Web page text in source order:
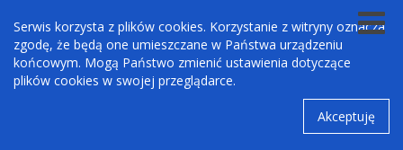
Serwis korzysta z plików cookies. Korzystanie z witryny oznacza
zgodę, że będą one umieszczane w Państwa urządzeniu
końcowym. Mogą Państwo zmienić ustawienia dotyczące
plików cookies w swojej przeglądarce.
Akceptuję